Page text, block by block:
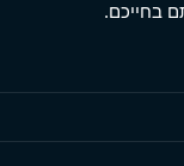
בחייכם.